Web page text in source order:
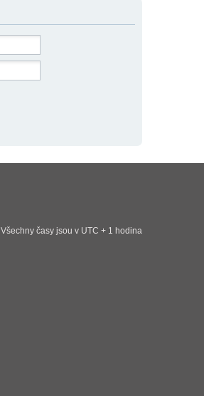
Všechny časy jsou v UTC + 1 hodina